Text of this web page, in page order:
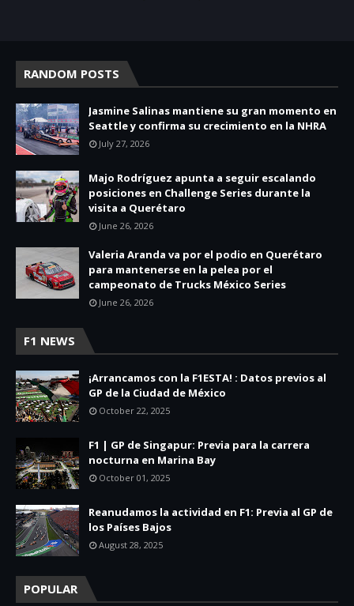
RANDOM POSTS
Jasmine Salinas mantiene su gran momento en
Seattle y confirma su crecimiento en la NHRA
July 27, 2026
Majo Rodríguez apunta a seguir escalando
posiciones en Challenge Series durante la
visita a Querétaro
June 26, 2026
Valeria Aranda va por el podio en Querétaro
para mantenerse en la pelea por el
campeonato de Trucks México Series
June 26, 2026
F1 NEWS
¡Arrancamos con la F1ESTA! : Datos previos al
GP de la Ciudad de México
October 22, 2025
F1 | GP de Singapur: Previa para la carrera
nocturna en Marina Bay
October 01, 2025
Reanudamos la actividad en F1: Previa al GP de
los Países Bajos
August 28, 2025
POPULAR